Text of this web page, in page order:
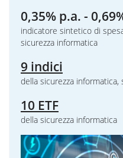
0,35% p.a. -
indicatore sintetico di
sicurezza informatica
9 indici
della sicurezza informatica,
10 ETF
della sicurezza informatica